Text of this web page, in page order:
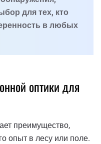
для тех, кто
в любых
оптики для
преимущество,
опыт в лесу или поле.